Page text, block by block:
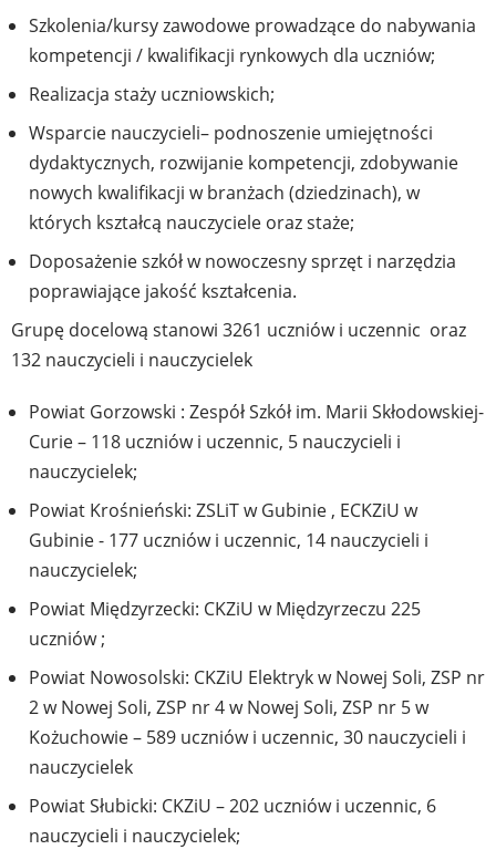
Szkolenia/kursy zawodowe prowadzące do nabywania
kompetencji / kwalifikacji rynkowych dla uczniów;
Realizacja staży uczniowskich;
Wsparcie nauczycieli– podnoszenie umiejętności
dydaktycznych, rozwijanie kompetencji, zdobywanie
nowych kwalifikacji w branżach (dziedzinach), w
których kształcą nauczyciele oraz staże;
Doposażenie szkół w nowoczesny sprzęt i narzędzia
poprawiające jakość kształcenia.
Grupę docelową stanowi 3261 uczniów i uczennic oraz
132 nauczycieli i nauczycielek
Powiat Gorzowski : Zespół Szkół im. Marii Skłodowskiej-
Curie – 118 uczniów i uczennic, 5 nauczycieli i
nauczycielek;
Powiat Krośnieński: ZSLiT w Gubinie , ECKZiU w
Gubinie - 177 uczniów i uczennic, 14 nauczycieli i
nauczycielek;
Powiat Międzyrzecki: CKZiU w Międzyrzeczu 225
uczniów ;
Powiat Nowosolski: CKZiU Elektryk w Nowej Soli, ZSP nr
2 w Nowej Soli, ZSP nr 4 w Nowej Soli, ZSP nr 5 w
Kożuchowie – 589 uczniów i uczennic, 30 nauczycieli i
nauczycielek
Powiat Słubicki: CKZiU – 202 uczniów i uczennic, 6
nauczycieli i nauczycielek;